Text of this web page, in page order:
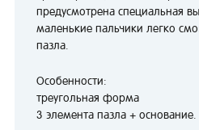
предусмотрена специальная
маленькие пальчики легко
пазла.
Особенности:
треугольная форма
3 элемента пазла + основание.